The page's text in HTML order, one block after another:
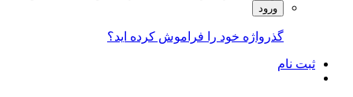
ورود
گذرواژه خود را فراموش کرده اید؟
ثبت نام